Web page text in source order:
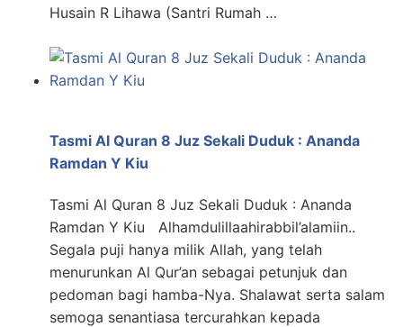
Husain R Lihawa (Santri Rumah …
Tasmi Al Quran 8 Juz Sekali Duduk : Ananda
Ramdan Y Kiu
Tasmi Al Quran 8 Juz Sekali Duduk : Ananda
Ramdan Y Kiu Alhamdulillaahirabbil’alamiin..
Segala puji hanya milik Allah, yang telah
menurunkan Al Qur’an sebagai petunjuk dan
pedoman bagi hamba-Nya. Shalawat serta salam
semoga senantiasa tercurahkan kepada